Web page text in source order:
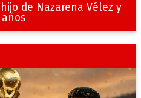
de Nazarena Vélez y